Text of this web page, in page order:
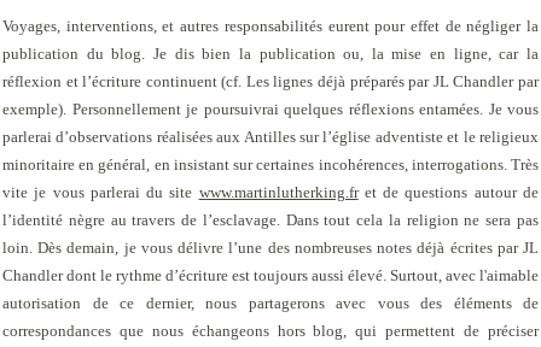
Voyages, interventions, et autres responsabilités eurent pour effet de négliger la
publication du blog. Je dis bien la publication ou, la mise en ligne, car la
réflexion et l’écriture continuent (cf. Les lignes déjà préparés par JL Chandler par
exemple). Personnellement je poursuivrai quelques réflexions entamées. Je vous
parlerai d’observations réalisées aux Antilles sur l’église adventiste et le religieux
minoritaire en général, en insistant sur certaines incohérences, interrogations. Très
vite je vous parlerai du site www.martinlutherking.fret de questions autour de
l’identité nègre au travers de l’esclavage. Dans tout cela la religion ne sera pas
loin. Dès demain, je vous délivre l’une des nombreuses notes déjà écrites par JL
Chandler dont le rythme d’écriture est toujours aussi élevé. Surtout, avec l'aimable
autorisation de ce dernier, nous partagerons avec vous des éléments de
correspondances que nous échangeons hors blog, qui permettent de préciser